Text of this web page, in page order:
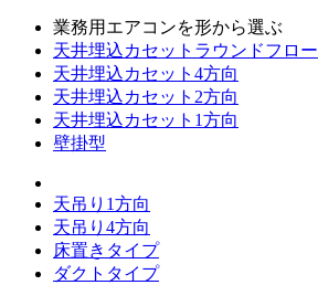
業務用エアコンを形から選ぶ
天井埋込カセットラウンドフロー
天井埋込カセット4方向
天井埋込カセット2方向
天井埋込カセット1方向
壁掛型
天吊り1方向
天吊り4方向
床置きタイプ
ダクトタイプ